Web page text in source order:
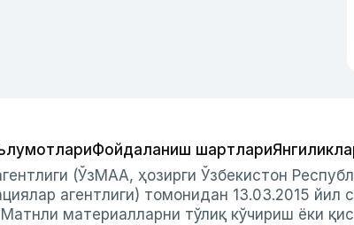
Фойдаланиш шартлари
(ЎзМАА, ҳозирги Ўзбекистон
агентлиги) томонидан 13.03.2015 йил
материалларни тўлиқ кўчириш ёки